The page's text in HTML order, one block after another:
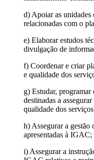
d) Apoiar as
relacionadas com o
e) Elaborar estudos
divulgação de
f) Coordenar e criar
e qualidade dos
g) Estudar, programar
destinadas a
qualidade dos
h) Assegurar a gestão
apresentadas à IGAC;
i) Assegurar a